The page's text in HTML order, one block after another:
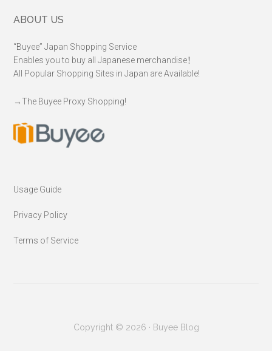
Footer
ABOUT US
“Buyee” Japan Shopping Service
Enables you to buy all Japanese merchandise！
All Popular Shopping Sites in Japan are Available!
→The Buyee Proxy Shopping!
Usage Guide
Privacy Policy
Terms of Service
Copyright © 2026 · Buyee Blog